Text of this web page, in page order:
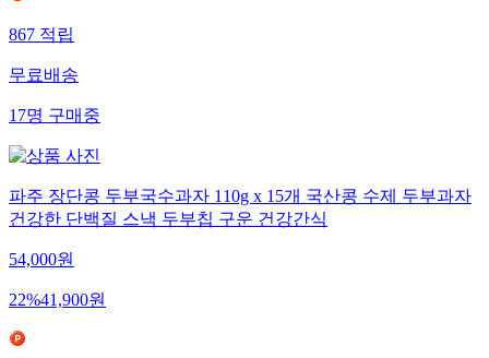
867적립
무료배송
17명구매중
파주 장단콩 두부국수과자 110g x 15개 국산콩 수제 두부과자
건강한 단백질 스낵 두부칩 구운 건강간식
54,000원
22%41,900원